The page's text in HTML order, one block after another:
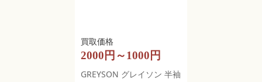
2000円～1000円
GREYSON グレイソン 半袖